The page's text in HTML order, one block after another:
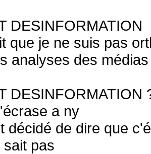
DESINFORMATION
que je ne suis pas
analyses des
DESINFORMATION
a ny
décidé de dire que
sait pas